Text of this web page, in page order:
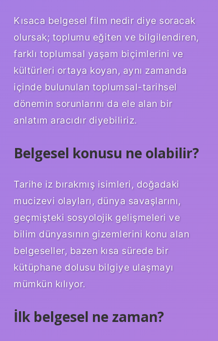
Kısaca belgesel film nedir diye soracak
olursak; toplumu eğiten ve bilgilendiren,
farklı toplumsal yaşam biçimlerini ve
kültürleri ortaya koyan, aynı zamanda
içinde bulunulan toplumsal-tarihsel
dönemin sorunlarını da ele alan bir
anlatım aracıdır diyebiliriz.
Belgesel konusu ne olabilir?
Tarihe iz bırakmış isimleri, doğadaki
mucizevi olayları, dünya savaşlarını,
geçmişteki sosyolojik gelişmeleri ve
bilim dünyasının gizemlerini konu alan
belgeseller, bazen kısa sürede bir
kütüphane dolusu bilgiye ulaşmayı
mümkün kılıyor.
İlk belgesel ne zaman?